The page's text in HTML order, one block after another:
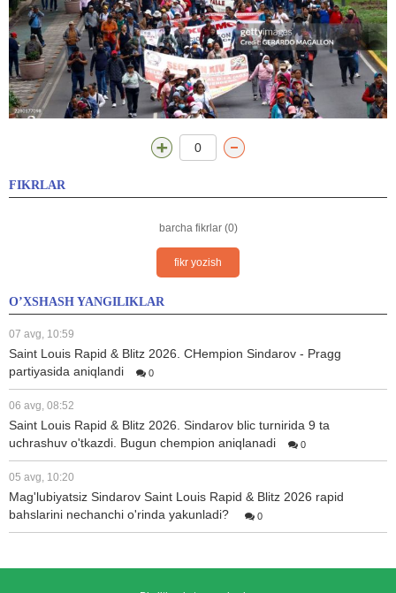
0
FIKRLAR
barcha fikrlar (0)
fikr yozish
O’XSHASH YANGILIKLAR
07 avg, 10:59
Saint Louis Rapid & Blitz 2026. CHempion Sindarov - Pragg
partiyasida aniqlandi
0
06 avg, 08:52
Saint Louis Rapid & Blitz 2026. Sindarov blic turnirida 9 ta
uchrashuv o'tkazdi. Bugun chempion aniqlanadi
0
05 avg, 10:20
Mag'lubiyatsiz Sindarov Saint Louis Rapid & Blitz 2026 rapid
bahslarini nechanchi o'rinda yakunladi?
0